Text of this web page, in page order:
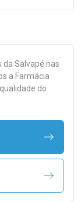
da Salvapé nas
a Farmácia
do